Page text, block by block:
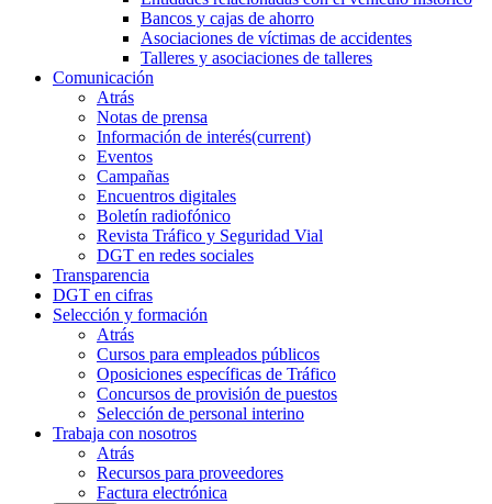
Bancos y cajas de ahorro
Asociaciones de víctimas de accidentes
Talleres y asociaciones de talleres
Comunicación
Atrás
Notas de prensa
Información de interés(current)
Eventos
Campañas
Encuentros digitales
Boletín radiofónico
Revista Tráfico y Seguridad Vial
DGT en redes sociales
Transparencia
DGT en cifras
Selección y formación
Atrás
Cursos para empleados públicos
Oposiciones específicas de Tráfico
Concursos de provisión de puestos
Selección de personal interino
Trabaja con nosotros
Atrás
Recursos para proveedores
Factura electrónica